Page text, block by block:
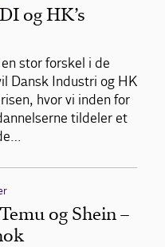
og HK’s
stor forskel i de
Dansk Industri og HK
hvor vi inden for
tildeler et
og Shein –